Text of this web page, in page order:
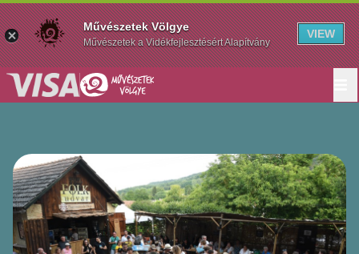
Művészetek Völgye
Művészetek a Vidékfejlesztésért Alapítvány
VIEW